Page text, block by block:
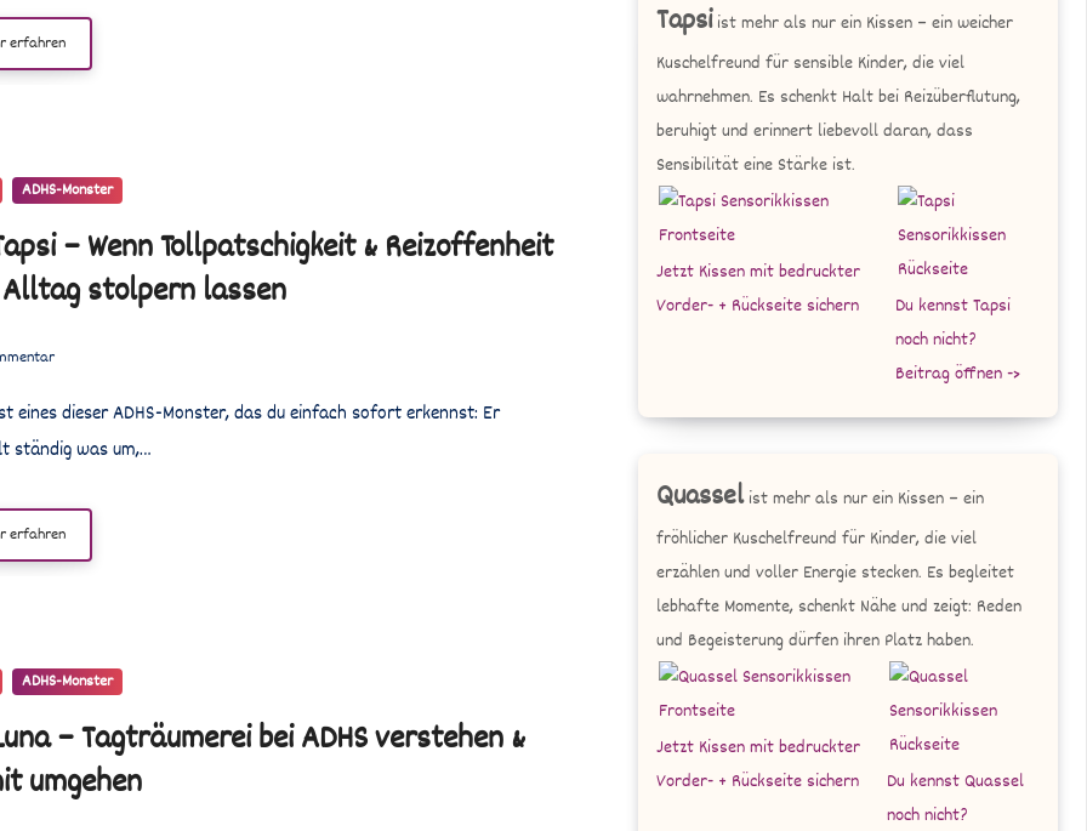
erfahren
ADHS-Monster
– Wenn Tollpatschigkeit & Reizoffenheit
stolpern lassen
ständig was um,…
erfahren
ADHS-Monster
– Tagträumerei bei ADHS verstehen &
umgehen
Tapsiist mehr als nur ein Kissen – ein weicher
Kuschelfreund für sensible Kinder, die viel
wahrnehmen. Es schenkt Halt bei Reizüberflutung,
beruhigt und erinnert liebevoll daran, dass
Sensibilität eine Stärke ist.
Jetzt Kissen mit bedruckter
Vorder- + Rückseite sichern
Du kennst Tapsi
noch nicht?
Beitrag öffnen ->
Quasselist mehr als nur ein Kissen – ein
fröhlicher Kuschelfreund für Kinder, die viel
erzählen und voller Energie stecken. Es begleitet
lebhafte Momente, schenkt Nähe und zeigt: Reden
und Begeisterung dürfen ihren Platz haben.
Jetzt Kissen mit bedruckter
Vorder- + Rückseite sichern
Du kennst Quassel
noch nicht?